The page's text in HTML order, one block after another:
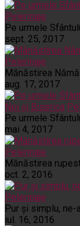
Pelerinaje
Pe urmele
sept. 25, 2017
Pelerinaje
Mănăstirea
aug. 17, 2017
Noi și Biserica
Pe urmele
mai 4, 2017
Pelerinaje
Mănăstirea
oct. 2, 2016
Pelerinaje
Pur şi simplu, ne-
iul. 16, 2016